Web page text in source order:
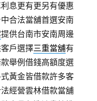
息更有更另有優惠
合法當舖首選安南
提供台南市安南周邊
戶選擇三重當舖有
舉例借錢高額度選
黃金皆借款許多客
經營雲林借款當舖